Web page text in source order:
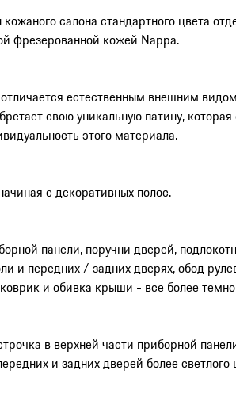
салона стандартного цвета
фрезерованной кожей Nappa.
естественным внешним
свою уникальную патину,
этого материала.
с декоративных полос.
панели, поручни дверей,
и передних / задних дверях, обод
и обивка крыши - все более
в верхней части приборной
и задних дверей более светлого